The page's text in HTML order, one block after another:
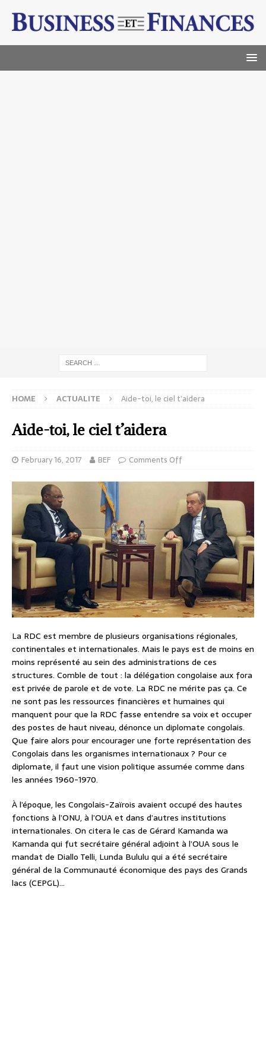
HOME ACTUALITE Aide-toi, le ciel t’aidera
Aide-toi, le ciel t’aidera
February 16, 2017 BEF Comments Off
La RDC est membre de plusieurs organisations régionales,
continentales et internationales. Mais le pays est de moins en
moins représenté au sein des administrations de ces
structures. Comble de tout : la délégation congolaise aux fora
est privée de parole et de vote. La RDC ne mérite pas ça. Ce
ne sont pas les ressources financières et humaines qui
manquent pour que la RDC fasse entendre sa voix et occuper
des postes de haut niveau, dénonce un diplomate congolais.
Que faire alors pour encourager une forte représentation des
Congolais dans les organismes internationaux ? Pour ce
diplomate, il faut une vision politique assumée comme dans
les années 1960-1970.
À l’époque, les Congolais-Zaïrois avaient occupé des hautes
fonctions à l’ONU, à l’OUA et dans d’autres institutions
internationales. On citera le cas de Gérard Kamanda wa
Kamanda qui fut secrétaire général adjoint à l’OUA sous le
mandat de Diallo Telli, Lunda Bululu qui a été secrétaire
général de la Communauté économique des pays des Grands
lacs (CEPGL)…